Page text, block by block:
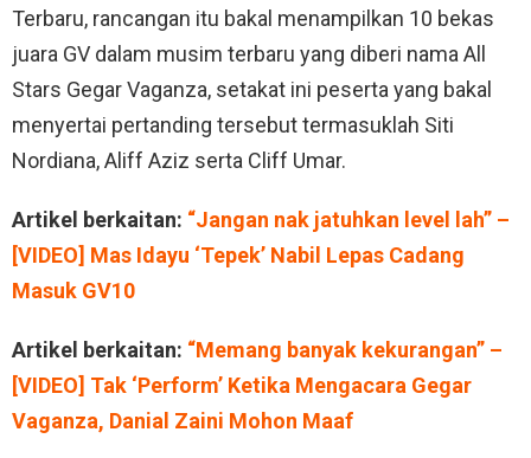
Terbaru, rancangan itu bakal menampilkan 10 bekas
juara GV dalam musim terbaru yang diberi nama All
Stars Gegar Vaganza, setakat ini peserta yang bakal
menyertai pertanding tersebut termasuklah Siti
Nordiana, Aliff Aziz serta Cliff Umar.
Artikel berkaitan: “Jangan nak jatuhkan level lah” –
[VIDEO] Mas Idayu ‘Tepek’ Nabil Lepas Cadang
Masuk GV10
Artikel berkaitan: “Memang banyak kekurangan” –
[VIDEO] Tak ‘Perform’ Ketika Mengacara Gegar
Vaganza, Danial Zaini Mohon Maaf